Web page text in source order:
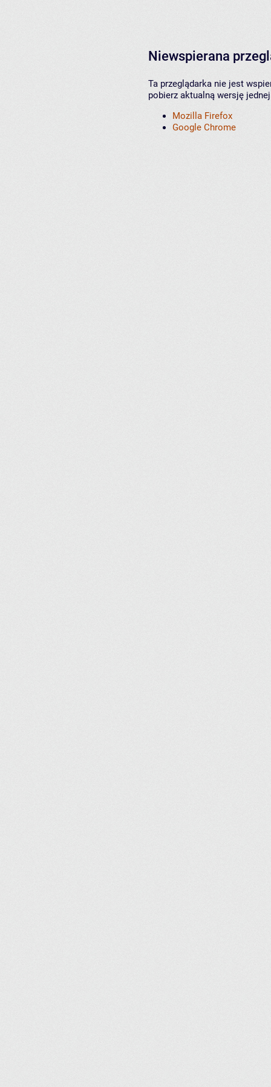
Niewspierana
Ta przeglądarka nie jest
pobierz aktualną wersję
Mozilla Firefox
Google Chrome